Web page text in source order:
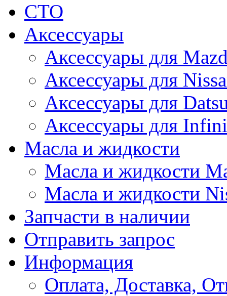
СТО
Аксессуары
Аксессуары для
Аксессуары для
Аксессуары для
Аксессуары для
Масла и жидкости
Масла и жидкости
Масла и жидкости
Запчасти в наличии
Отправить запрос
Информация
Оплата, Доставка,